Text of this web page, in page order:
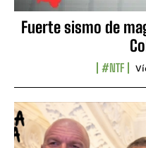
Fuerte sismo de
#NTF